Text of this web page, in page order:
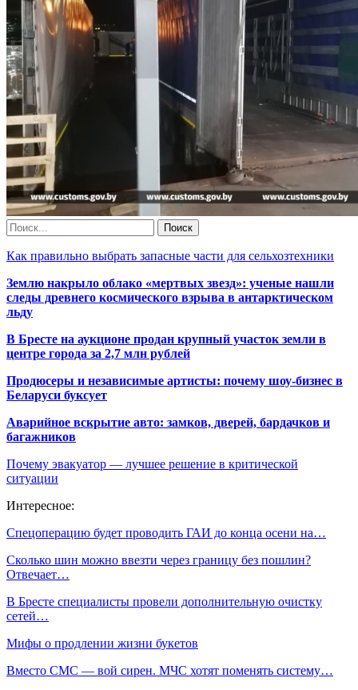
Как правильно выбрать запасные части для сельхозтехники
Землю накрыло облако «мертвых звезд»: ученые нашли
следы древнего космического взрыва в антарктическом
льду
В Бресте на аукционе продан крупный участок земли в
центре города за 2,7 млн рублей
Продюсеры и независимые артисты: почему шоу-бизнес в
Беларуси буксует
Аварийное вскрытие авто: замков, дверей, бардачков и
багажников
Почему эвакуатор — лучшее решение в критической
ситуации
Интересное:
Спецоперацию будет проводить ГАИ до конца осени на…
Сколько шин можно ввезти через границу без пошлин?
Отвечает…
В Бресте специалисты провели дополнительную очистку
сетей…
Мифы о продлении жизни букетов
Вместо СМС — вой сирен. МЧС хотят поменять систему…